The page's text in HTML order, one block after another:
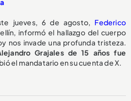
jueves, 6 de agosto, Federico
informó el hallazgo del cuerpo
nos invade una profunda tristeza.
Grajales de 15 años fue
el mandatario en su cuenta de X.